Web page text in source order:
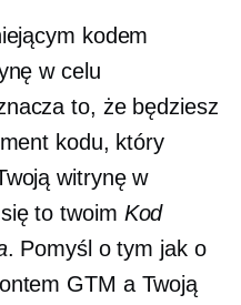
kodem
w celu
to, że będziesz
kodu, który
witrynę w
to twoim Kod
. Pomyśl o tym jak o
GTM a Twoją